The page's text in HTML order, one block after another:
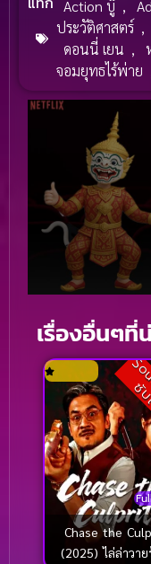
Action บู๊ ,
ประวัติศาสตร์ ,
ดอนนี่ เยน ,
จอมยุทธไร้พ่าย
เรื่องอื่นๆที่
Chase the
(2025) ไล่ล่าวาย